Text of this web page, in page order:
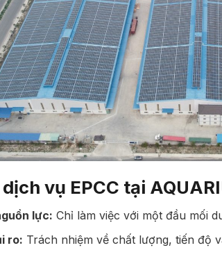
vụ EPCC tại
lực: Chỉ làm việc với một đầu mối
ro: Trách nhiệm về chất lượng, tiến độ